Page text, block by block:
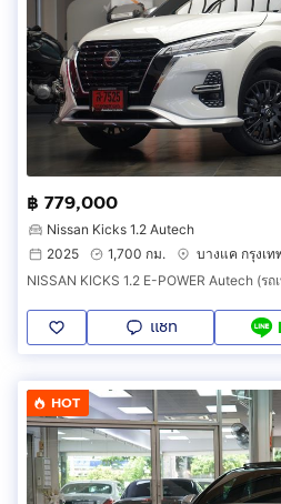
฿ 779,000
Nissan Kicks 1.2 Autech
2025
1,700 กม.
บางแค กรุงเ
NISSAN KICKS 1.2 E-POWER Autech (ร
แชท
HOT